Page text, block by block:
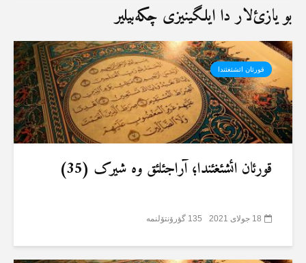
بو یازئ‌لار دا ایلگینیزی چکەبیلیر
قورئان ائشئغئندا
قورئان ائشئغئندا؛ آراجئلئق وە شیرک (35)
18 جولای 2021 135 گؤرۆنتۆلنمە